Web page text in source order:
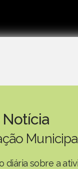
Notícia
diária sobre a